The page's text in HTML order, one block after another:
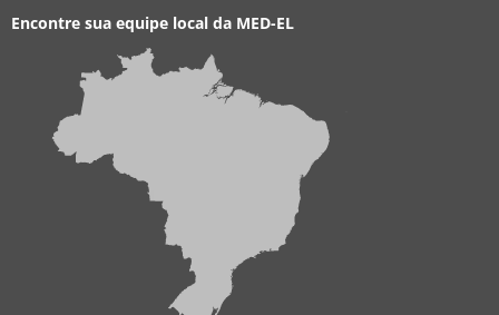
Encontre sua equipe local da MED-EL